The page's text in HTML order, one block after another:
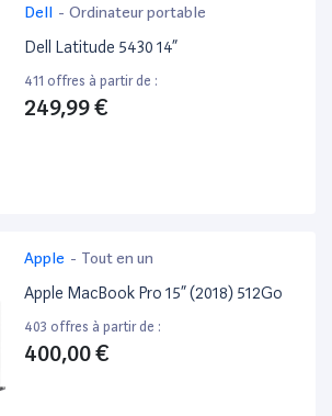
Dell - Ordinateur portable
Dell Latitude 5430 14”
411 offres à partir de :
249,99 €
Apple - Tout en un
Apple MacBook Pro 15” (2018) 512Go
403 offres à partir de :
400,00 €